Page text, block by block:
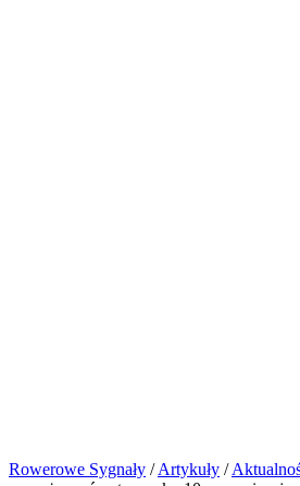
Rowerowe Sygnały /Artykuły /